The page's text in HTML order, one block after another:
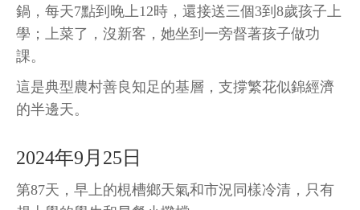
鍋，每天7點到晚上12時，還接送三個3到8歲孩子上
學；上菜了，沒新客，她坐到一旁督著孩子做功
課。
這是典型農村善良知足的基層，支撐繁花似錦經濟
的半邊天。
2024年9月25日
第87天，早上的梘槽鄉天氣和市況同樣冷清，只有